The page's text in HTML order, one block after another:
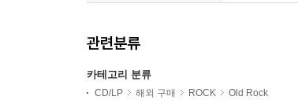
관련분류
카테고리 분류
CD/LP 해외 구매 ROCK Old Rock